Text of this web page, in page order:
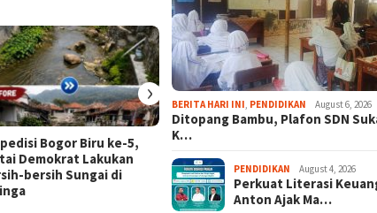
Bogor Biru ke-5,
Demokrat Lakukan
bersih Sungai di
Ekspedisi Bogor Biru di
Pangradin Bangun Kesadaran
Masyarakat Sungai Bebas
Sampah
› BERITA HARI INI PENDIDIKAN August 6, 2026
Ditopang Bambu, Plafon SDN
K…
PENDIDIKAN August 4, 2026
Perkuat Literasi
Anton Ajak Ma…